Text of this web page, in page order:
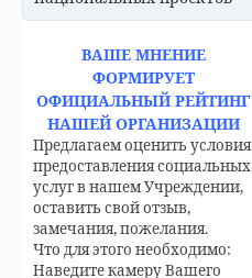
ВАШЕ МНЕНИЕ
ФОРМИРУЕТ
ОФИЦИАЛЬНЫЙ РЕЙТИНГ
НАШЕЙ ОРГАНИЗАЦИИ
Предлагаем оценить условия
предоставления социальных
услуг в нашем Учреждении,
оставить свой отзыв,
замечания, пожелания.
Что для этого необходимо:
Наведите камеру Вашего